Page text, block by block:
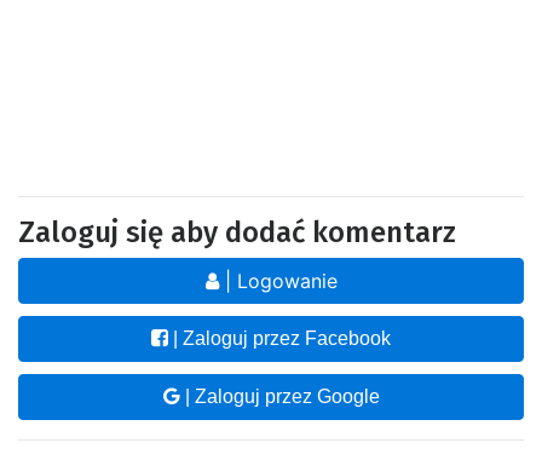
Zaloguj się aby dodać komentarz
| Logowanie
| Zaloguj przez Facebook
| Zaloguj przez Google